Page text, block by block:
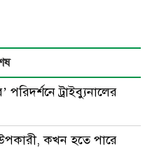
ট্রাইব্যুনালের
কখন হতে পারে